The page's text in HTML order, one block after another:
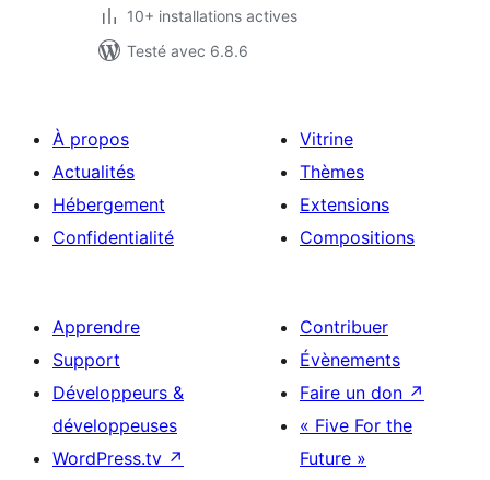
10+ installations actives
Testé avec 6.8.6
À propos
Actualités
Hébergement
Confidentialité
Vitrine
Thèmes
Extensions
Compositions
Apprendre
Support
Développeurs &
développeuses
WordPress.tv ↗
Contribuer
Évènements
Faire un don ↗
« Five For the
Future »